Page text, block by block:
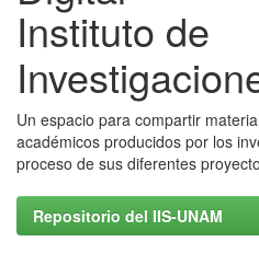
Instituto de
Un espacio para compartir
académicos producidos por los
proceso de sus diferentes
Repositorio del IIS-UNAM